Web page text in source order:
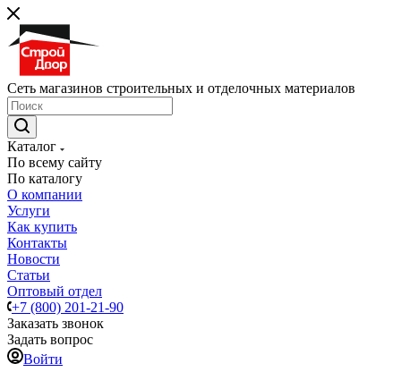
Сеть магазинов строительных и отделочных материалов
Каталог
По всему сайту
По каталогу
О компании
Услуги
Как купить
Контакты
Новости
Статьи
Оптовый отдел
+7 (800) 201-21-90
Заказать звонок
Задать вопрос
Войти